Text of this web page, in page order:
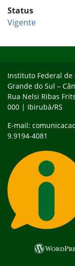
Status
Vigente
Instituto Federal de
Grande do Sul –
Rua Nelsi Ribas
000 | Ibirubá/RS
E-mail:
9.9194-4081